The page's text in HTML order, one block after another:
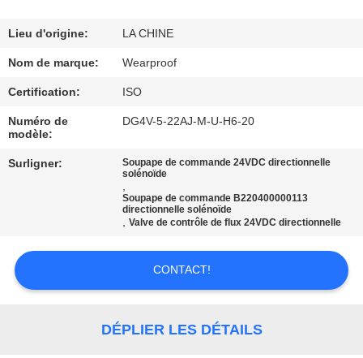
UNE
CITATION
PLAN
DU
SITE
Lieu d'origine: LA CHINE
Nom de marque: Wearproof
Certification: ISO
Numéro de
modèle:
DG4V-5-22AJ-M-U-H6-20
Surligner:
Soupape de commande 24VDC directionnelle
solénoïde
,
Soupape de commande B220400000113
directionnelle solénoïde
,Valve de contrôle de flux 24VDC directionnelle
CONTACT!
DÉPLIER LES DÉTAILS